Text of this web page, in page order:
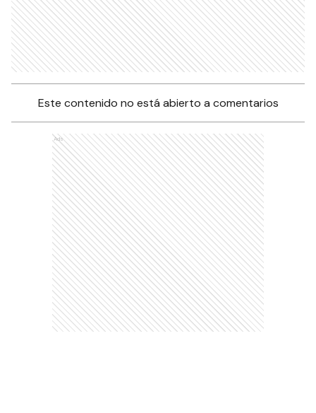
Este contenido no está abierto a comentarios
Ads